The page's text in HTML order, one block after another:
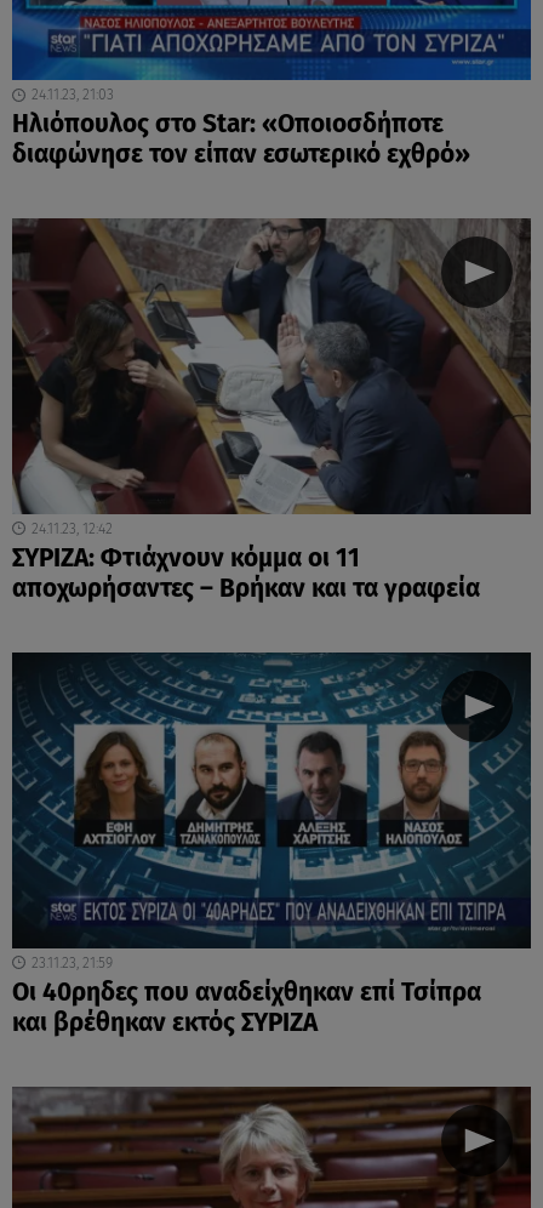
24.11.23, 21:03
Ηλιόπουλος στο Star: «Οποιοσδήποτε
διαφώνησε τον είπαν εσωτερικό εχθρό»
24.11.23, 12:42
ΣΥΡΙΖΑ: Φτιάχνουν κόμμα οι 11
αποχωρήσαντες – Βρήκαν και τα γραφεία
23.11.23, 21:59
Οι 40ρηδες που αναδείχθηκαν επί Τσίπρα
και βρέθηκαν εκτός ΣΥΡΙΖΑ